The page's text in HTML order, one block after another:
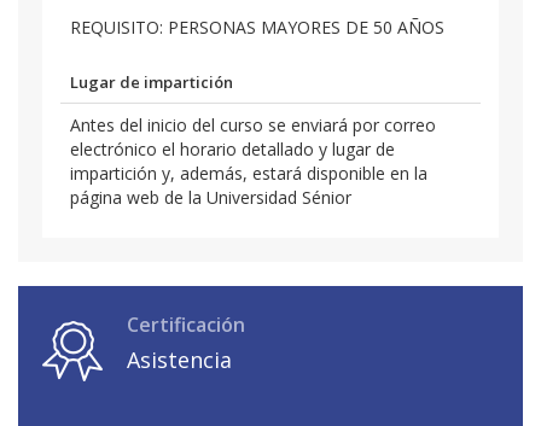
REQUISITO: PERSONAS MAYORES DE 50 AÑOS
Lugar de impartición
Antes del inicio del curso se enviará por correo
electrónico el horario detallado y lugar de
impartición y, además, estará disponible en la
página web de la Universidad Sénior
Certificación
Asistencia